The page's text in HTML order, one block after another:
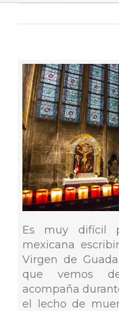
Es muy difícil
mexicana
Virgen de
que vemos
acompaña
el lecho de